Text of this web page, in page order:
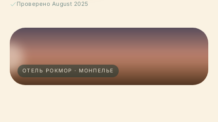
Проверено August 2025
ОТЕЛЬ РОКМОР · МОНПЕЛЬЕ